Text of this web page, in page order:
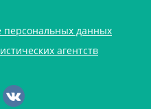
персональных данных
агентств